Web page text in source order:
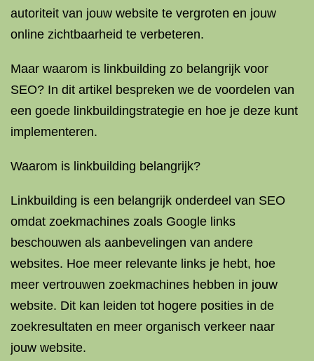
autoriteit van jouw website te vergroten en jouw
online zichtbaarheid te verbeteren.
Maar waarom is linkbuilding zo belangrijk voor
SEO? In dit artikel bespreken we de voordelen van
een goede linkbuildingstrategie en hoe je deze kunt
implementeren.
Waarom is linkbuilding belangrijk?
Linkbuilding is een belangrijk onderdeel van SEO
omdat zoekmachines zoals Google links
beschouwen als aanbevelingen van andere
websites. Hoe meer relevante links je hebt, hoe
meer vertrouwen zoekmachines hebben in jouw
website. Dit kan leiden tot hogere posities in de
zoekresultaten en meer organisch verkeer naar
jouw website.